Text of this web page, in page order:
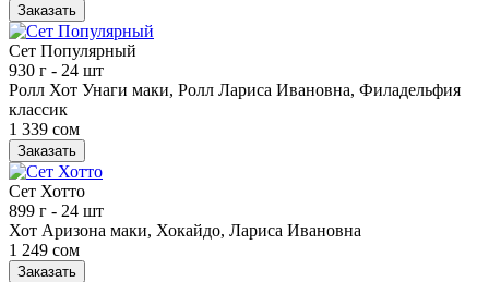
Заказать
Сет Популярный
930 г - 24 шт
Ролл Хот Унаги маки, Ролл Лариса Ивановна, Филадельфия
классик
1 339 сом
Заказать
Сет Хотто
899 г - 24 шт
Хот Аризона маки, Хокайдо, Лариса Ивановна
1 249 сом
Заказать